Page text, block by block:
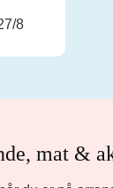
8
mat &